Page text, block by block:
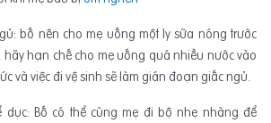
bố nên cho mẹ uống một ly sữa nóng trước
hãy hạn chế cho mẹ uống quá nhiều nước vào
và việc đi vệ sinh sẽ làm gián đoạn giấc ngủ.
dục: Bố có thể cùng mẹ đi bộ nhẹ nhàng để